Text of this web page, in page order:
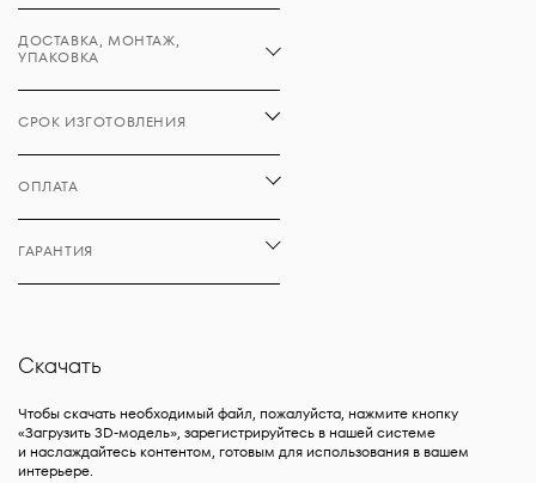
ДОСТАВКА, МОНТАЖ,
УПАКОВКА
СРОК ИЗГОТОВЛЕНИЯ
ОПЛАТА
ГАРАНТИЯ
Скачать
Чтобы скачать необходимый файл, пожалуйста, нажмите кнопку
«Загрузить 3D-модель», зарегистрируйтесь в нашей системе
и наслаждайтесь контентом, готовым для использования в вашем
интерьере.